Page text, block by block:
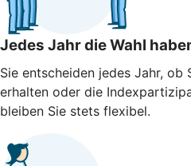
Jedes Jahr die Wahl
Sie entscheiden jedes Jahr, ob
erhalten oder die
bleiben Sie stets flexibel.